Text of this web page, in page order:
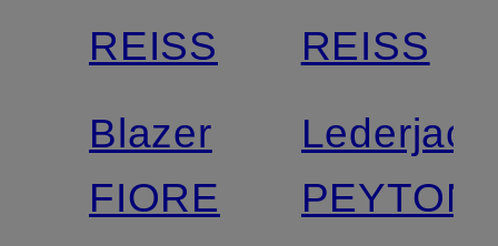
REISS
Blazer
FIORE
REISS
PEYTON